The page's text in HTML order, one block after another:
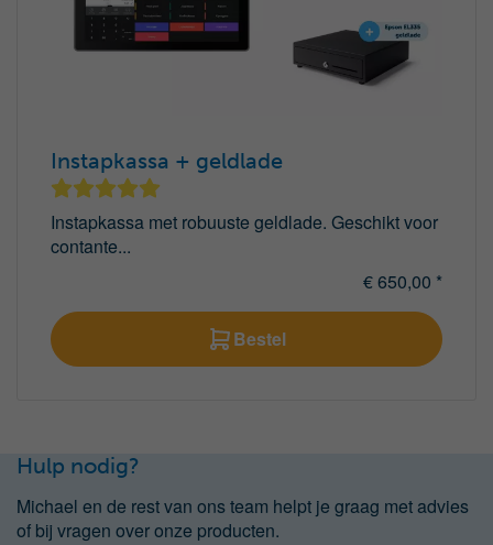
Instapkassa + geldlade
Instapkassa met robuuste geldlade. Geschikt voor
contante...
€ 650,00 *
Bestel
Hulp nodig?
Michael en de rest van ons team helpt je graag met advies
of bij vragen over onze producten.